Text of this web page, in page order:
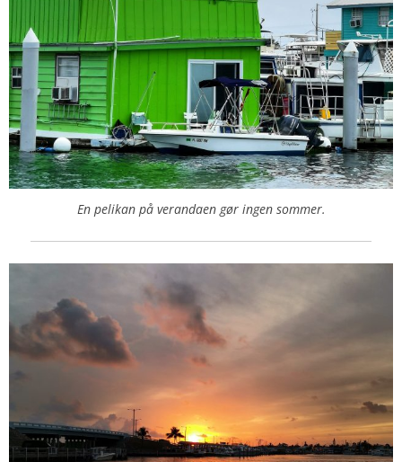
En pelikan på verandaen gør ingen sommer.